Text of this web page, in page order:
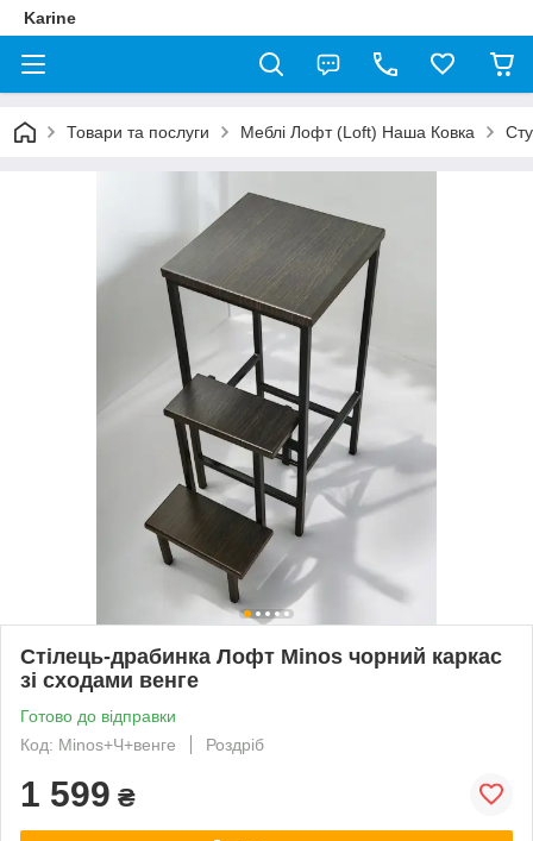
Karine
Товари та послуги Меблі Лофт (Loft) Наша Ковка
Стілець-драбинка Лофт Minos чорний каркас
зі сходами венге
Готово до відправки
Код: Minos+Ч+венге
Роздріб
1 599 ₴